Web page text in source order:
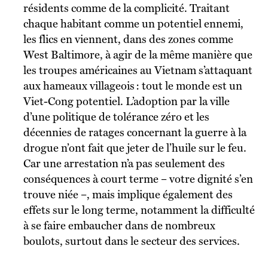
résidents comme de la complicité. Traitant
chaque habitant comme un potentiel ennemi,
les flics en viennent, dans des zones comme
West Baltimore, à agir de la même manière que
les troupes américaines au Vietnam s’attaquant
aux hameaux villageois : tout le monde est un
Viet-Cong potentiel. L’adoption par la ville
d’une politique de tolérance zéro et les
décennies de ratages concernant la guerre à la
drogue n’ont fait que jeter de l’huile sur le feu.
Car une arrestation n’a pas seulement des
conséquences à court terme – votre dignité s’en
trouve niée –, mais implique également des
effets sur le long terme, notamment la difficulté
à se faire embaucher dans de nombreux
boulots, surtout dans le secteur des services.